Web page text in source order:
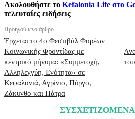
Ακολουθήστε το Kefalonia Life στο
τελευταίες ειδήσεις
Προηγούμενο άρθρο
Έρχεται το 4ο Φεστιβάλ Φορέων
Κοινωνικής Φροντίδας με
κεντρικό μήνυμα: «Συμμετοχή,
Αλληλεγγύη, Ενότητα» σε
Κεφαλονιά, Αγρίνιο, Πύργο,
Ζάκυνθο και Πάτρα